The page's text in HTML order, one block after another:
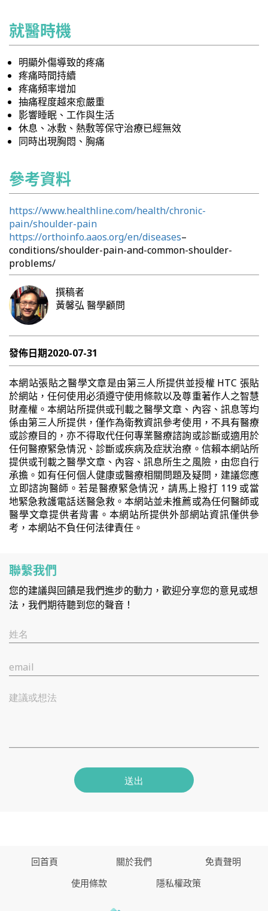
就醫時機
明顯外傷導致的疼痛
疼痛時間持續
疼痛頻率增加
抽痛程度越來愈嚴重
影響睡眠、工作與生活
休息、冰敷、熱敷等保守治療已經無效
同時出現胸悶、胸痛
參考資料
https://www.healthline.com/health/chronic-
pain/shoulder-pain
https://orthoinfo.aaos.org/en/diseases–
conditions/shoulder-pain-and-common-shoulder-
problems/
撰稿者
黃馨弘 醫學顧問
發佈日期2020-07-31
本網站張貼之醫學文章是由第三人所提供並授權 HTC 張貼
於網站，任何使用必須遵守使用條款以及尊重著作人之智慧
財產權。本網站所提供或刊載之醫學文章、內容、訊息等均
係由第三人所提供，僅作為衛教資訊參考使用，不具有醫療
或診療目的，亦不得取代任何專業醫療諮詢或診斷或適用於
任何醫療緊急情況、診斷或疾病及症狀治療。信賴本網站所
提供或刊載之醫學文章、內容、訊息所生之風險，由您自行
承擔。如有任何個人健康或醫療相關問題及疑問，建議您應
立即諮詢醫師。若是醫療緊急情況，請馬上撥打 119 或當
地緊急救護電話送醫急救。本網站並未推薦或為任何醫師或
醫學文章提供者背書。本網站所提供外部網站資訊僅供參
考，本網站不負任何法律責任。
聯繫我們
您的建議與回饋是我們進步的動力，歡迎分享您的意見或想
法，我們期待聽到您的聲音！
姓名
email
建議或想法
送出
回首頁 關於我們
免責聲明
使用條款
隱私權政策